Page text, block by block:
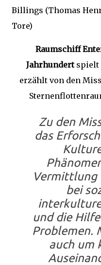
Billings (Thomas
Tore)
Raumschiff
Jahrhundertspielt
erzählt von den
Zu den
das
Vermittlung
bei
und die
Problemen.
auch um